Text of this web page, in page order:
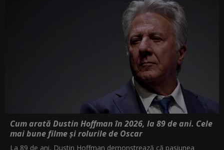
Cum arată Dustin Hoffman în 2026, la 89 de ani. Cele
mai bune filme și rolurile de Oscar
La 89 de ani, Dustin Hoffman demonstrează că pasiunea